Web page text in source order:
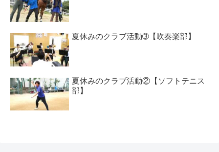
夏休みのクラブ活動➂【吹奏楽部】
夏休みのクラブ活動②【ソフトテニス
部】